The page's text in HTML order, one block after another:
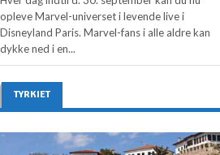
opleve Marvel-universet i levende live i
Disneyland Paris. Marvel-fans i alle aldre kan
dykke ned i en...
TYRKIET